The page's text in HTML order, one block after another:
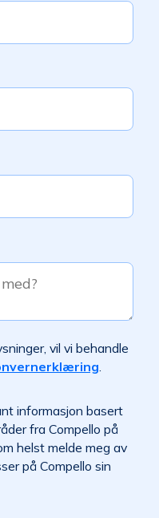
vil vi behandle
.
informasjon basert
fra Compello på
helst melde meg av
på Compello sin